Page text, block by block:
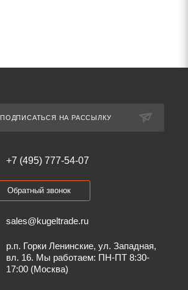
ПОДПИСАТЬСЯ НА РАССЫЛКУ
+7 (495) 777-54-07
Обратный звонок
sales@kugeltrade.ru
р.п. Горки Ленинские, ул. Западная,
вл. 16. Мы работаем: ПН-ПТ 8:30-
17:00 (Москва)